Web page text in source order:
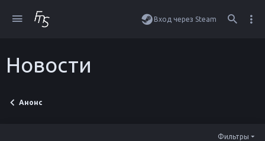
Вход через Steam
Новости
Анонс
Фильтры